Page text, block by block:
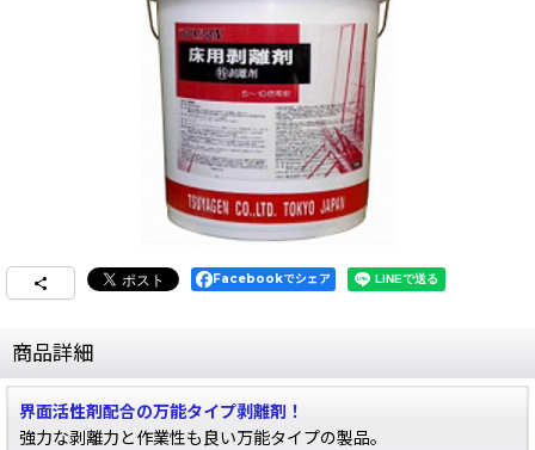
Facebookでシェア
商品詳細
界面活性剤配合の万能タイプ剥離剤！
強力な剥離力と作業性も良い万能タイプの製品。